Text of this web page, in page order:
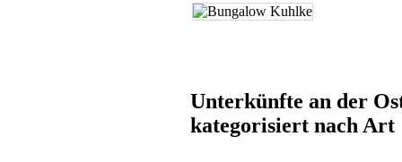
Unterkünfte an der
kategorisiert nach Art